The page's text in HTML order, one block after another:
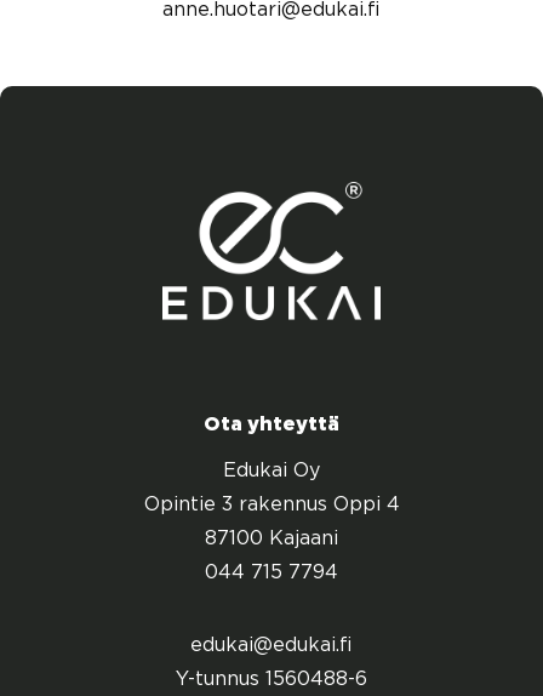
anne.huotari@edukai.fi
Ota yhteyttä
Edukai Oy
Opintie 3 rakennus Oppi 4
87100 Kajaani
044 715 7794
edukai@edukai.fi
Y-tunnus 1560488-6